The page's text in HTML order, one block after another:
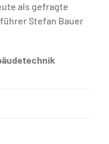
als gefragte
Stefan Bauer